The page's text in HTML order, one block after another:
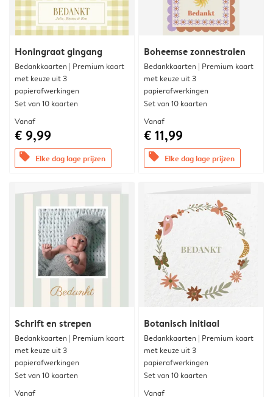
Honingraat gingang
Bedankkaarten | Premium kaart
met keuze uit 3
papierafwerkingen
Set van 10 kaarten
Vanaf
€ 9,99
offers Elke dag lage prijzen
Boheemse zonnestralen
Bedankkaarten | Premium kaart
met keuze uit 3
papierafwerkingen
Set van 10 kaarten
Vanaf
€ 11,99
offers Elke dag lage prijzen
Schrift en strepen
Bedankkaarten | Premium kaart
met keuze uit 3
papierafwerkingen
Set van 10 kaarten
Vanaf
Botanisch initiaal
Bedankkaarten | Premium kaart
met keuze uit 3
papierafwerkingen
Set van 10 kaarten
Vanaf